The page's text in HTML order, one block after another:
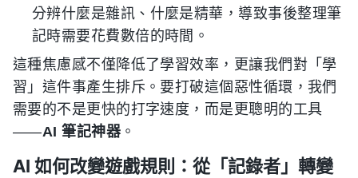
分辨什麼是雜訊、什麼是精華，導致事後整理筆
記時需要花費數倍的時間。
這種焦慮感不僅降低了學習效率，更讓我們對「學
習」這件事產生排斥。要打破這個惡性循環，我們
需要的不是更快的打字速度，而是更聰明的工具
——AI 筆記神器 。
AI 如何改變遊戲規則：從「記錄者」轉變